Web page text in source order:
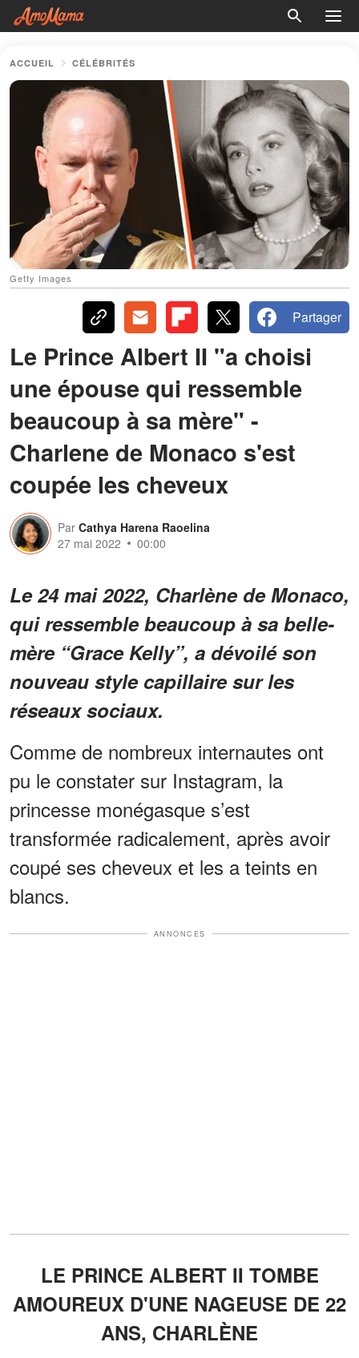
ACCUEIL CÉLÉBRITÉS
Getty Images
Partager
Le Prince Albert II "a choisi
une épouse qui ressemble
beaucoup à sa mère" -
Charlene de Monaco s'est
coupée les cheveux
Par Cathya Harena Raoelina
27 mai 2022
00:00
Le 24 mai 2022, Charlène de Monaco,
qui ressemble beaucoup à sa belle-
mère “Grace Kelly”, a dévoilé son
nouveau style capillaire sur les
réseaux sociaux.
Comme de nombreux internautes ont
pu le constater sur Instagram, la
princesse monégasque s’est
transformée radicalement, après avoir
coupé ses cheveux et les a teints en
blancs.
ANNONCES
LE PRINCE ALBERT II TOMBE
AMOUREUX D'UNE NAGEUSE DE 22
ANS, CHARLÈNE